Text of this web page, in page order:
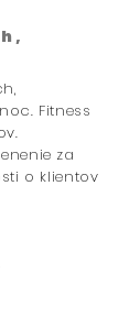
Fitness
za
o klientov